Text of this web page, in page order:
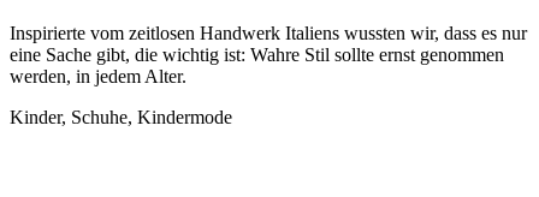
Inspirierte vom zeitlosen Handwerk Italiens wussten wir, dass es nur
eine Sache gibt, die wichtig ist: Wahre Stil sollte ernst genommen
werden, in jedem Alter.
Kinder, Schuhe, Kindermode